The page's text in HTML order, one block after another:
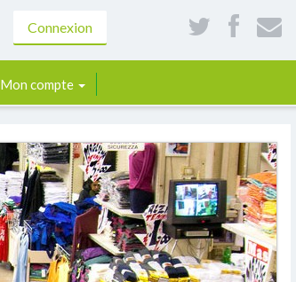
Connexion
Mon compte